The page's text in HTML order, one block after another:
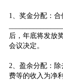
1、奖金分配：
后，年底将发放
会议决定。
2、盈余分配：
费等的收入为净